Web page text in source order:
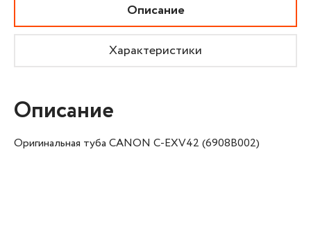
Описание
Характеристики
Описание
Оригинальная туба CANON C-EXV42 (6908B002)